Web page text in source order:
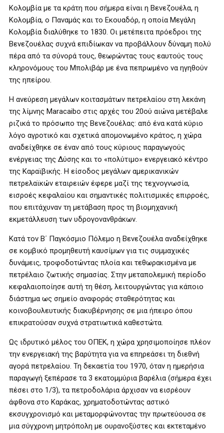
Κολομβία με τα κράτη που σήμερα είναι η Βενεζουέλα, η
Κολομβία, ο Παναμάς και το Εκουαδόρ, η οποία Μεγάλη
Κολομβία διαλύθηκε το 1830. Οι μετέπειτα πρόεδροι της
Βενεζουέλας συχνά επιδίωκαν να προβάλλουν δύναμη πολύ
πέρα από τα σύνορά τους, θεωρώντας τους εαυτούς τους
κληρονόμους του Μπολιβάρ με ένα πεπρωμένο να ηγηθούν
της ηπείρου.
Η ανεύρεση μεγάλων κοιτασμάτων πετρελαίου στη λεκάνη
της λίμνης Maracaibo στις αρχές του 20ού αιώνα μετέβαλε
ριζικά το πρόσωπο της Βενεζουέλας: από ένα κατά κύριο
λόγο αγροτικό και σχετικά απομονωμένο κράτος, η χώρα
αναδείχθηκε σε έναν από τους κύριους παραγωγούς
ενέργειας της Δύσης και το «πολύτιμο» ενεργειακό κέντρο
της Καραϊβικής. Η είσοδος μεγάλων αμερικανικών
πετρελαϊκών εταιρειών έφερε μαζί της τεχνογνωσία,
εισροές κεφαλαίου και σημαντικές πολιτισμικές επιρροές,
που επιτάχυναν τη μετάβαση προς τη βιομηχανική
εκμετάλλευση των υδρογονανθράκων.
Κατά τον Β΄ Παγκόσμιο Πόλεμο η Βενεζουέλα αναδείχθηκε
σε κομβικό προμηθευτή καυσίμων για τις συμμαχικές
δυνάμεις, τροφοδοτώντας πλοία και τεθωρακισμένα με
πετρέλαιο ζωτικής σημασίας. Στην μεταπολεμική περίοδο
κεφαλαιοποίησε αυτή τη θέση, λειτουργώντας για κάποιο
διάστημα ως σημείο αναφοράς σταθερότητας και
κοινοβουλευτικής διακυβέρνησης σε μια ήπειρο όπου
επικρατούσαν συχνά στρατιωτικά καθεστώτα.
Ως ιδρυτικό μέλος του ΟΠΕΚ, η χώρα χρησιμοποίησε πλέον
την ενεργειακή της βαρύτητα για να επηρεάσει τη διεθνή
αγορά πετρελαίου. Τη δεκαετία του 1970, όταν η ημερήσια
παραγωγή ξεπέρασε τα 3 εκατομμύρια βαρέλια (σήμερα έχει
πέσει στο 1/3), τα πετροδολάρια άρχισαν να εισρέουν
άφθονα στο Καράκας, χρηματοδοτώντας αστικό
εκσυγχρονισμό και μεταμορφώνοντας την πρωτεύουσα σε
μια σύγχρονη μητρόπολη με ουρανοξύστες και εκτεταμένο